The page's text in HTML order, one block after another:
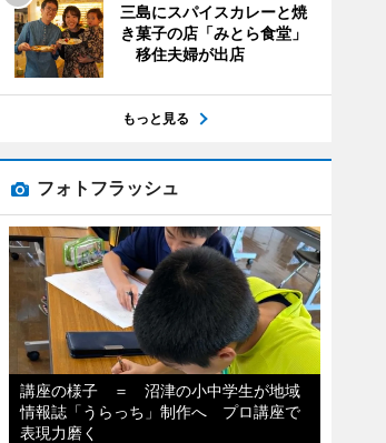
三島にスパイスカレーと焼
き菓子の店「みとら食堂」
移住夫婦が出店
もっと見る
フォトフラッシュ
講座の様子 ＝ 沼津の小中学生が地域
情報誌「うらっち」制作へ プロ講座で
表現力磨く